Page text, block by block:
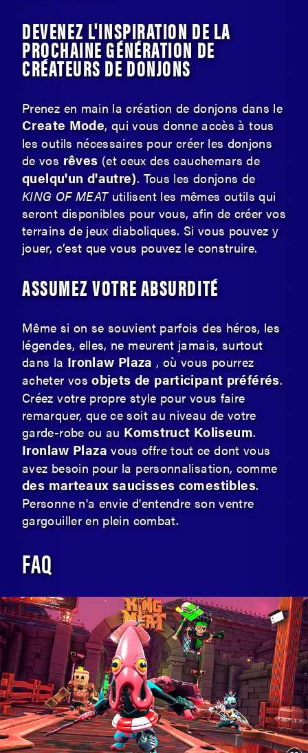
DEVENEZ L'INSPIRATION DE LA
PROCHAINE GÉNÉRATION DE
CRÉATEURS DE DONJONS
Prenez en main la création de donjons dans le
Create Mode, qui vous donne accès à tous
les outils nécessaires pour créer les donjons
de vos rêves(et ceux des cauchemars de
quelqu'un d'autre). Tous les donjons de
KING OF MEATutilisent les mêmes outils qui
seront disponibles pour vous, afin de créer vos
terrains de jeux diaboliques. Si vous pouvez y
jouer, c’est que vous pouvez le construire.
ASSUMEZ VOTRE ABSURDITÉ
Même si on se souvient parfois des héros, les
légendes, elles, ne meurent jamais, surtout
dans la Ironlaw Plaza, où vous pourrez
acheter vosobjets de participant préférés.
Créez votre propre style pour vous faire
remarquer, que ce soit au niveau de votre
garde-robe ou au Komstruct Koliseum.
Ironlaw Plazavous offre tout ce dont vous
avez besoin pour la personnalisation, comme
des marteaux saucisses comestibles.
Personne n'a envie d'entendre son ventre
gargouiller en plein combat.
FAQ